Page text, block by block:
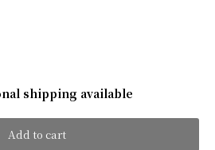
shipping available
Add to cart